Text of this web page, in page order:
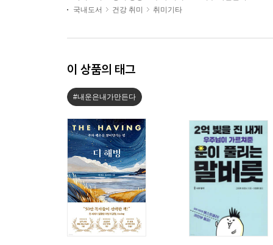
국내도서
건강 취미 취미기타
이 상품의 태그
#내운은내가만든다